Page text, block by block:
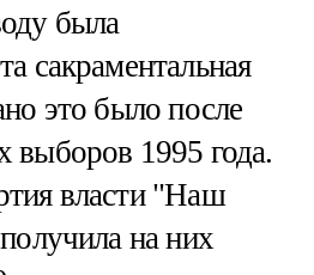
была
сакраментальная
это было после
выборов 1995 года.
власти "Наш
на них